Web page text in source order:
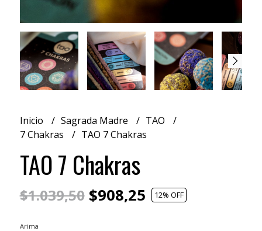
Inicio Sagrada Madre
TAO
7 Chakras
TAO 7 Chakras
TAO 7 Chakras
$1.039,50$908,25 12% OFF
Arima